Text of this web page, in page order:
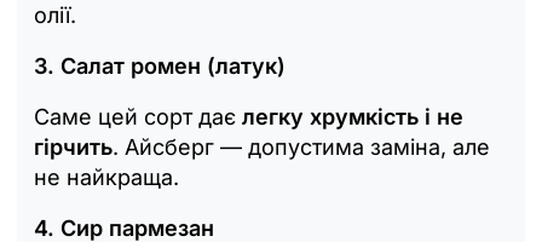
олії.
3. Салат ромен (латук)
Саме цей сорт дає легку хрумкість і не
гірчить. Айсберг — допустима заміна, але
не найкраща.
4. Сир пармезан